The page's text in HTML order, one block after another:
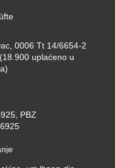
0006 Tt 14/6654-2
uplaćeno u
PBZ